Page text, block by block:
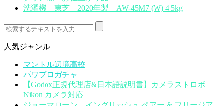
洗濯機 東芝 2020年製 AW-45M7 (W) 4.5kg
人気ジャンル
マントル辺境高校
パワプロガチャ
【Godox正規代理店&日本語説明書】カメラストロボ
Nikon カメラ対応